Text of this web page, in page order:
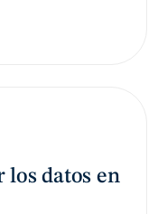
datos en